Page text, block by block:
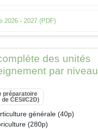
2026 - 2027 (PDF)
des unités
par niveau
préparatoire
CESI/C2D)
générale (40p)
(280p)